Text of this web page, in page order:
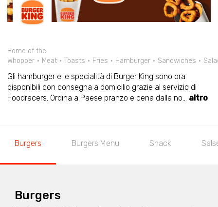
Home of the
Whopper
Meat Toasts Fries Hamburger Sandwiches
Gli hamburger e le specialità di Burger King sono ora
disponibili con consegna a domicilio grazie al servizio di
Foodracers. Ordina a Paese pranzo e cena dalla no... altro
Burgers Burgers Menu Snack
Burgers